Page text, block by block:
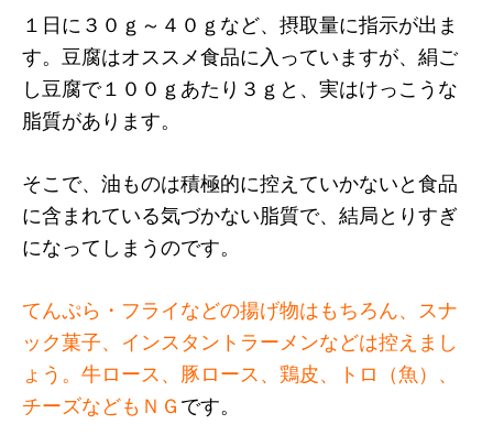
１日に３０ｇ～４０ｇなど、摂取量に指示が出ま
す。豆腐はオススメ食品に入っていますが、絹ご
し豆腐で１００ｇあたり３ｇと、実はけっこうな
脂質があります。
そこで、油ものは積極的に控えていかないと食品
に含まれている気づかない脂質で、結局とりすぎ
になってしまうのです。
てんぷら・フライなどの揚げ物はもちろん、スナ
ック菓子、インスタントラーメンなどは控えまし
ょう。牛ロース、豚ロース、鶏皮、トロ（魚）、
チーズなどもＮＧ です。